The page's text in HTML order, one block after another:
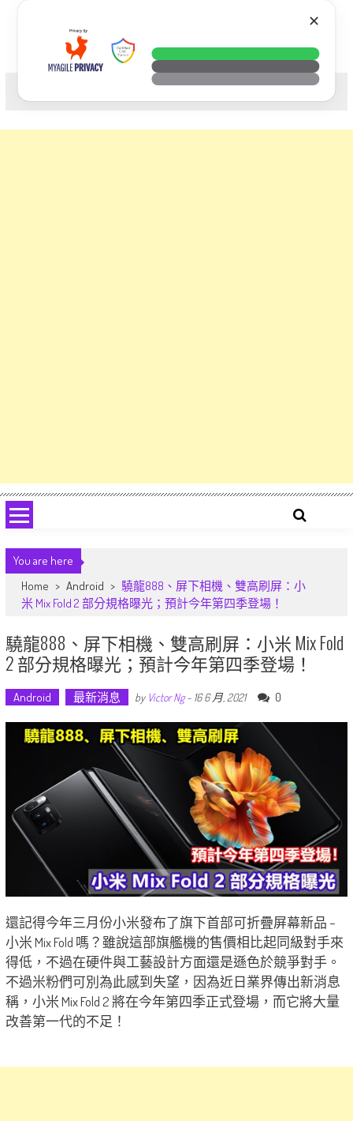
科技. 生活. 攝影.
You are here
Home > Android > 驍龍888、屏下相機、雙高刷屏：小
米 Mix Fold 2 部分規格曝光；預計今年第四季登場！
驍龍888、屏下相機、雙高刷屏：小米 Mix Fold
2 部分規格曝光；預計今年第四季登場！
Android 最新消息 by Victor Ng- 16 6 月, 2021 0
還記得今年三月份小米發布了旗下首部可折疊屏幕新品 –
小米 Mix Fold 嗎？雖說這部旗艦機的售價相比起同級對手來
得低，不過在硬件與工藝設計方面還是遜色於競爭對手。
不過米粉們可別為此感到失望，因為近日業界傳出新消息
稱，小米 Mix Fold 2 將在今年第四季正式登場，而它將大量
改善第一代的不足！
✕